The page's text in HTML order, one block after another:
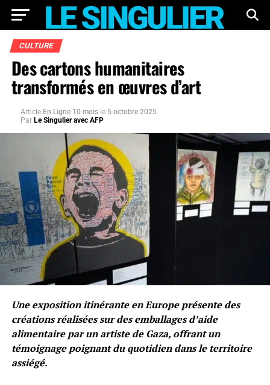
CULTURE
Des cartons humanitaires
transformés en œuvres d’art
Article En Ligne 10 mois le 5 octobre 2025
Par Le Singulier avec AFP
Une exposition itinérante en Europe présente des
créations réalisées sur des emballages d’aide
alimentaire par un artiste de Gaza, offrant un
témoignage poignant du quotidien dans le territoire
assiégé.